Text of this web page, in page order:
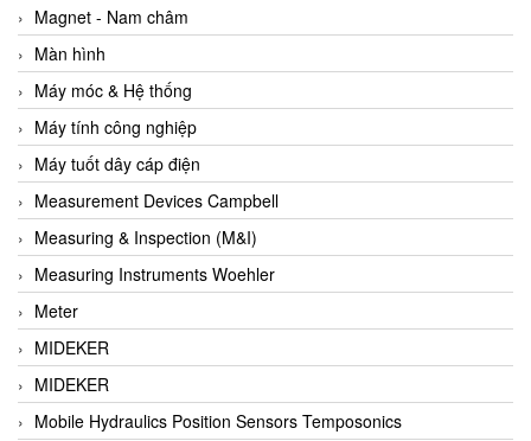
Baelz Automatic Vietnam
Bahr Modultechnik Vietnam
Balluff
BamBo Vietnam
Barel Vietnam
Barksdale
Bartec
Basco
Baumer
Baumuller Vietnam
Baykee
BBC Bircher Smart Access
Magnet - Nam châm
Màn hình
Máy móc & Hệ thống
Máy tính công nghiệp
Máy tuốt dây cáp điện
Measurement Devices Campbell
Measuring & Inspection (M&I)
Measuring Instruments Woehler
Meter
MIDEKER
MIDEKER
Mobile Hydraulics Position Sensors Temposonics